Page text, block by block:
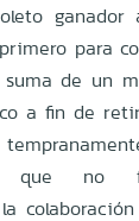
para
de un
a fin de
que no